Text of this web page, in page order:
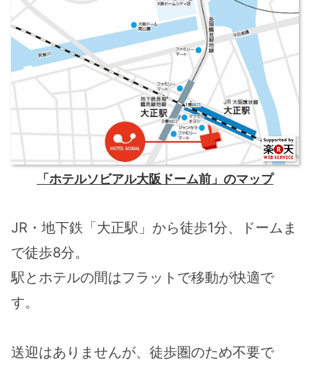
「ホテルソビアル大阪ドーム前」のマップ
JR・地下鉄「大正駅」から徒歩1分、ドームま
で徒歩8分。
駅とホテルの間はフラットで移動が快適で
す。
送迎はありませんが、徒歩圏のため不要で